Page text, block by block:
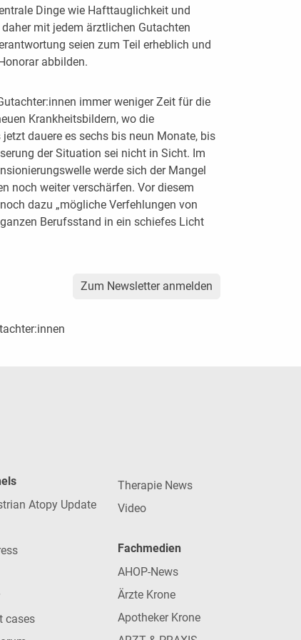
Dinge wie Hafttauglichkeit und
mit jedem ärztlichen Gutachten
seien zum Teil erheblich und
abbilden.
immer weniger Zeit für die
Krankheitsbildern, wo die
dauere es sechs bis neun Monate, bis
der Situation sei nicht in Sicht. Im
werde sich der Mangel
noch weiter verschärfen. Vor diesem
dazu „mögliche Verfehlungen von
Berufsstand in ein schiefes Licht
Zum Newsletter anmelden
Atopy Update
cases
Therapie News
Video
Fachmedien
AHOP-News
Ärzte Krone
Apotheker Krone